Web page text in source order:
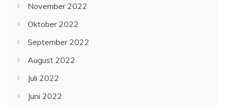
November 2022
Oktober 2022
September 2022
August 2022
Juli 2022
Juni 2022